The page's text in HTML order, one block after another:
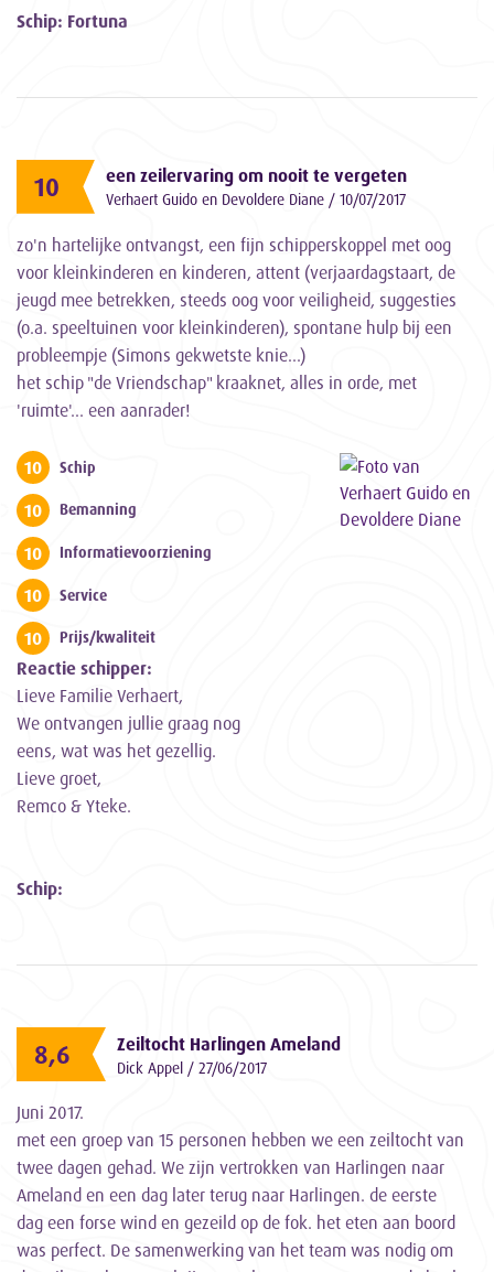
Schip: Fortuna
10 een zeilervaring om nooit te vergeten
Verhaert Guido en Devoldere Diane / 10/07/2017
zo'n hartelijke ontvangst, een fijn schipperskoppel met oog
voor kleinkinderen en kinderen, attent (verjaardagstaart, de
jeugd mee betrekken, steeds oog voor veiligheid, suggesties
(o.a. speeltuinen voor kleinkinderen), spontane hulp bij een
probleempje (Simons gekwetste knie...)
het schip "de Vriendschap" kraaknet, alles in orde, met
'ruimte'... een aanrader!
10 Schip
10 Bemanning
10 Informatievoorziening
10 Service
10 Prijs/kwaliteit
Reactie schipper:
Lieve Familie Verhaert,
We ontvangen jullie graag nog
eens, wat was het gezellig.
Lieve groet,
Remco & Yteke.
Schip:
8,6 Zeiltocht Harlingen Ameland
Dick Appel / 27/06/2017
Juni 2017.
met een groep van 15 personen hebben we een zeiltocht van
twee dagen gehad. We zijn vertrokken van Harlingen naar
Ameland en een dag later terug naar Harlingen. de eerste
dag een forse wind en gezeild op de fok. het eten aan boord
was perfect. De samenwerking van het team was nodig om